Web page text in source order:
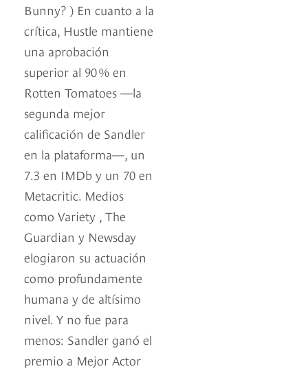
Bunny? ) En cuanto a la
crítica, Hustle mantiene
una aprobación
superior al 90 % en
Rotten Tomatoes —la
segunda mejor
calificación de Sandler
en la plataforma—, un
7.3 en IMDb y un 70 en
Metacritic. Medios
como Variety , The
Guardian y Newsday
elogiaron su actuación
como profundamente
humana y de altísimo
nivel. Y no fue para
menos: Sandler ganó el
premio a Mejor Actor